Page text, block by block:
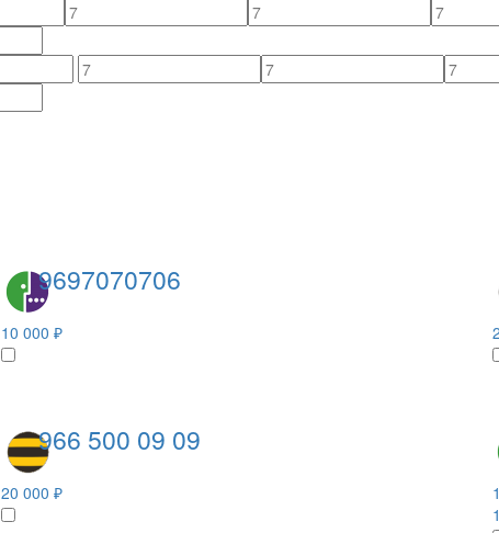
9697070706
10 000 ₽
966 500 09 09
20 000 ₽